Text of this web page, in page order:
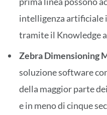
intelligenza artificiale
tramite il Knowledge
Zebra Dimensioning
soluzione software
della maggior parte
e in meno di cinque